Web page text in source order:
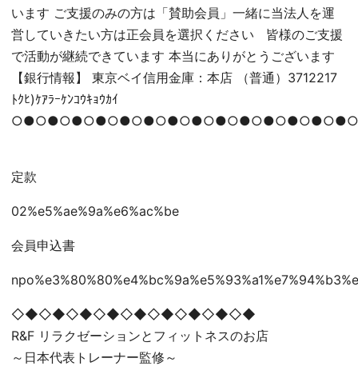
います ご支援のみの方は「賛助会員」一緒に当法人を運
営していきたい方は正会員を選択ください 皆様のご支援
で活動が継続できています 本当にありがとうございます
【銀行情報】 東京ベイ信用金庫：本店 （普通）3712217
ﾄｸﾋ)ｹｱﾗｰｹﾝｺｳｷｮｳｶｲ
定款
02%e5%ae%9a%e6%ac%be
会員申込書
◇◆◇◆◇◆◇◆◇◆◇◆◇◆◇◆◇◆
R&F リラクゼーションとフィットネスのお店
～日本代表トレーナー監修～